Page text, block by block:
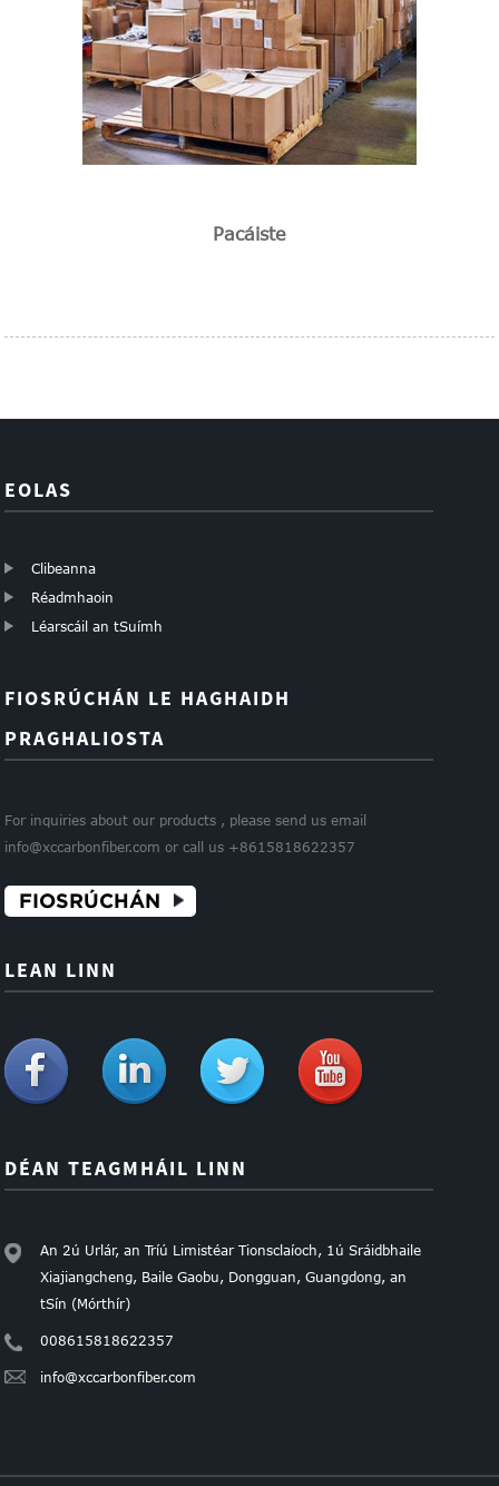
Pacáiste
EOLAS
Clibeanna
Réadmhaoin
Léarscáil an tSuímh
FIOSRÚCHÁN LE HAGHAIDH
PRAGHALIOSTA
For inquiries about our products , please send us email
info@xccarbonfiber.com or call us +8615818622357
FIOSRÚCHÁN
LEAN LINN
DÉAN TEAGMHÁIL LINN
An 2ú Urlár, an Tríú Limistéar Tionsclaíoch, 1ú Sráidbhaile
Xiajiangcheng, Baile Gaobu, Dongguan, Guangdong, an
tSín (Mórthír)
008615818622357
info@xccarbonfiber.com